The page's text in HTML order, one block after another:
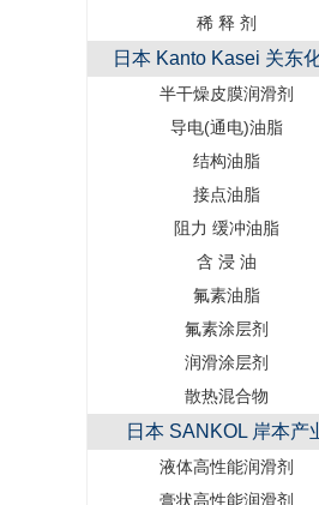
稀 释 剂
日本 Kanto Kasei 关东
半干燥皮膜润滑剂
导电(通电)油脂
结构油脂
接点油脂
阻力 缓冲油脂
含 浸 油
氟素油脂
氟素涂层剂
润滑涂层剂
散热混合物
日本 SANKOL 岸本产
液体高性能润滑剂
膏状高性能润滑剂